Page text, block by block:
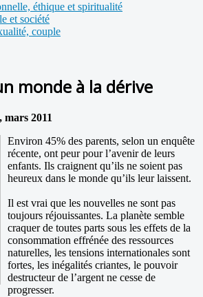
éthique et spiritualité
et société
couple
monde à la dérive
2011
Environ 45% des parents, selon un enquête
récente, ont peur pour l’avenir de leurs
enfants. Ils craignent qu’ils ne soient pas
heureux dans le monde qu’ils leur laissent.
Il est vrai que les nouvelles ne sont pas
toujours réjouissantes. La planète semble
craquer de toutes parts sous les effets de la
consommation effrénée des ressources
naturelles, les tensions internationales sont
fortes, les inégalités criantes, le pouvoir
destructeur de l’argent ne cesse de
progresser.